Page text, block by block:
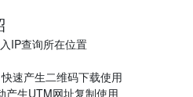
IP查询所在位置
速产生二维码下载使用
产生UTM网址复制使用